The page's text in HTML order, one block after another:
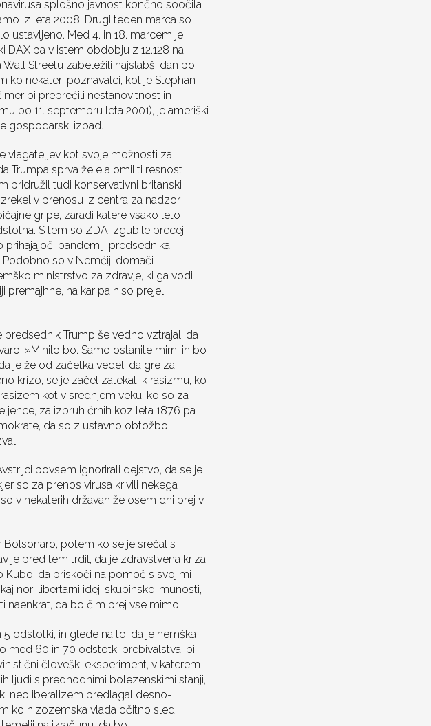
splošno javnost končno soočila
iz leta 2008. Drugi teden marca so
ustavljeno. Med 4. in 18. marcem je
DAX pa v istem obdobju z 12.128 na
Streetu zabeležili najslabši dan po
ko nekateri poznavalci, kot je Stephan
bi preprečili nestanovitnost in
po 11. septembru leta 2001), je ameriški
gospodarski izpad.
vlagateljev kot svoje možnosti za
Trumpa sprva želela omiliti resnost
pridružil tudi konservativni britanski
v prenosu iz centra za nadzor
gripe, zaradi katere vsako leto
S tem so ZDA izgubile precej
pandemiji predsednika
so v Nemčiji domači
ministrstvo za zdravje, ki ga vodi
premajhne, na kar pa niso prejeli
Trump še vedno vztrajal, da
»Minilo bo. Samo ostanite mirni in bo
je že od začetka vedel, da gre za
krizo, se je začel zatekati k rasizmu, ko
kot v srednjem veku, ko so za
za izbruh črnih koz leta 1876 pa
da so z ustavno obtožbo
povsem ignorirali dejstvo, da se je
so za prenos virusa krivili nekega
v nekaterih državah že osem dni prej v
potem ko se je srečal s
je pred tem trdil, da je zdravstvena kriza
Kubo, da priskoči na pomoč s svojimi
nori libertarni ideji skupinske imunosti,
naenkrat, da bo čim prej vse mimo.
odstotki, in glede na to, da je nemška
med 60 in 70 odstotki prebivalstva, bi
človeški eksperiment, v katerem
ljudi s predhodnimi bolezenskimi stanji,
neoliberalizem predlagal desno-
ko nizozemska vlada očitno sledi